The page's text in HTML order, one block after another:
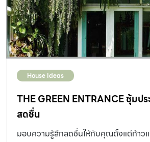
House Ideas
THE GREEN ENTRANCE ซุ้มป
สดชื่น
มอบความรู้สึกสดชื่นให้กับคุณตั้งแต่ก้าว